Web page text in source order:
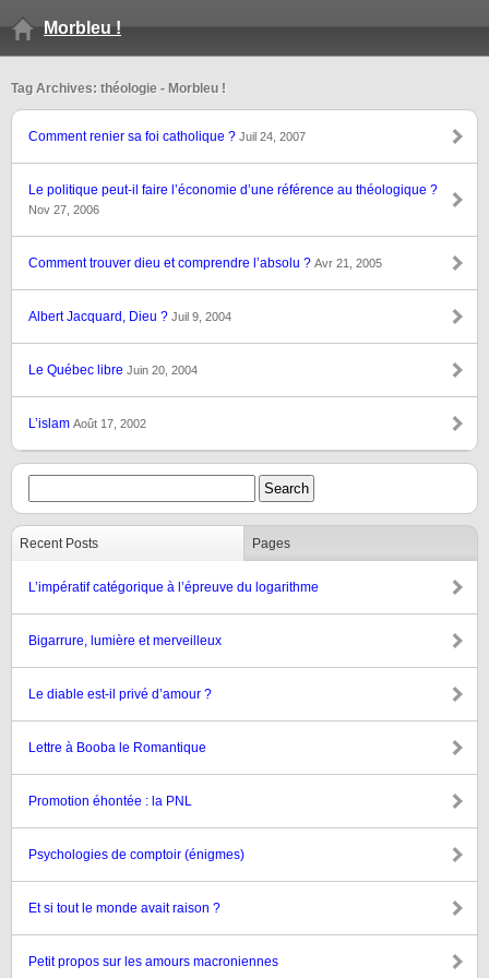
Morbleu !
Tag Archives: théologie - Morbleu !
Comment renier sa foi catholique ? Juil 24, 2007
Le politique peut-il faire l’économie d’une référence au théologique ?
Nov 27, 2006
Comment trouver dieu et comprendre l’absolu ? Avr 21, 2005
Albert Jacquard, Dieu ? Juil 9, 2004
Le Québec libre Juin 20, 2004
L’islam Août 17, 2002
Recent Posts Pages
L’impératif catégorique à l’épreuve du logarithme
Bigarrure, lumière et merveilleux
Le diable est-il privé d’amour ?
Lettre à Booba le Romantique
Promotion éhontée : la PNL
Psychologies de comptoir (énigmes)
Et si tout le monde avait raison ?
Petit propos sur les amours macroniennes